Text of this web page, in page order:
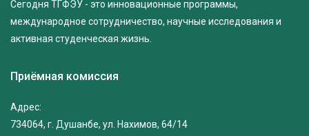
Сегодня ТГФЭУ - это инновационные программы,
международное сотрудничество, научные исследования и
активная студенческая жизнь.
Приёмная комиссия
Адрес:
734064, г. Душанбе, ул. Нахимов, 64/14